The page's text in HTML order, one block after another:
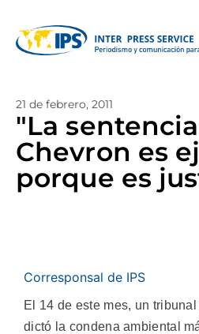
21 de febrero, 2011
"La
Chevron es
porque es
Corresponsal de IPS
El 14 de este mes, un
dictó la condena ambiental